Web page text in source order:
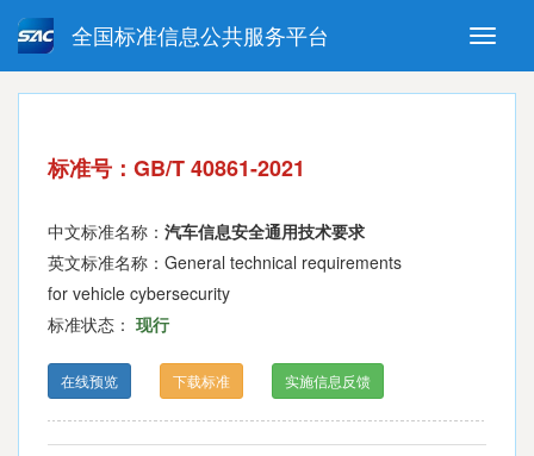
Toggle
全国标准信息公共服务平台
强制性国家标准 推荐性国家标准
指导性技术文件 (National standards in foreign
标准号：GB/T 40861-2021
中文标准名称： 汽车信息安全通用技术要求
英文标准名称：General technical requirements
for vehicle cybersecurity
标准状态： 现行
在线预览 下载标准 实施信息反馈